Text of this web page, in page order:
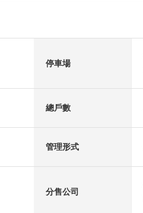
停車場
總戶數
管理形式
分售公司